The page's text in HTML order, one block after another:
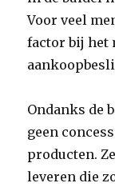
Voor veel
factor bij het
Ondanks de
geen
producten.
leveren die